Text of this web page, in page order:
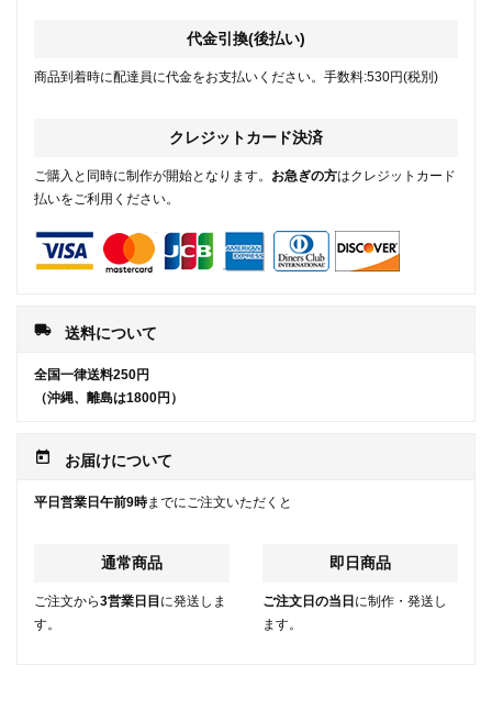
代金引換(後払い)
商品到着時に配達員に代金をお支払いください。手数料:530円(税別)
クレジットカード決済
ご購入と同時に制作が開始となります。 お急ぎの方はクレジットカード
払いをご利用ください。
local_shipping 送料について
全国一律送料250円
（沖縄、離島は1800円）
today お届けについて
平日営業日午前9時までにご注文いただくと
通常商品
ご注文から3営業日目 に発送しま
す。
即日商品
ご注文日の当日 に制作・発送し
ます。